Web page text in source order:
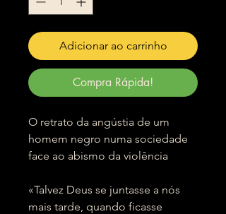
Adicionar ao carrinho
Compra Rápida!
O retrato da angústia de um
homem negro numa sociedade
face ao abismo da violência
«Talvez Deus se juntasse a nós
mais tarde, quando ficasse